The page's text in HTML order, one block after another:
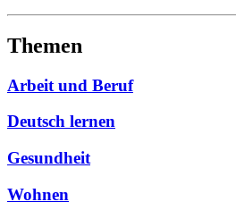
Themen
Arbeit und Beruf
Deutsch lernen
Gesundheit
Wohnen